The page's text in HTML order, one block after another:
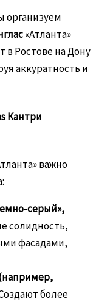
организуем
«Атланта»
в Ростове на Дону
аккуратность и
Кантри
важно
серый»,
солидность,
фасадами,
более